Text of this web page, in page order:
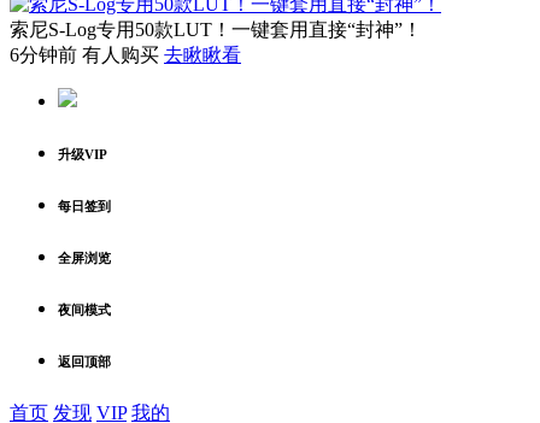
索尼S-Log专用50款LUT！一键套用直接“封神”！
6分钟前 有人购买 去瞅瞅看
升级VIP
每日签到
全屏浏览
夜间模式
返回顶部
首页 发现 VIP 我的